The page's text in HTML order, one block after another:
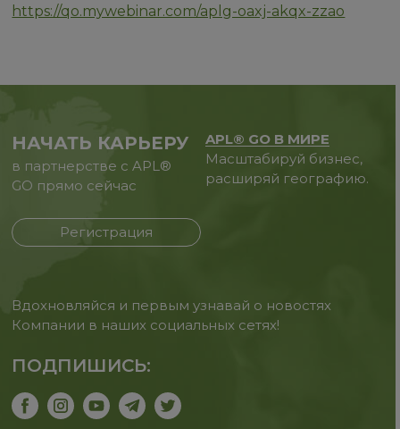
https://qo.mywebinar.com/aplg-oaxj-akqx-zzao
НАЧАТЬ КАРЬЕРУ
в партнерстве с APL®
GO прямо сейчас
Регистрация
APL® GO В МИРЕ
Масштабируй бизнес,
расширяй географию.
Вдохновляйся и первым узнавай о новостях
Компании в наших социальных сетях!
ПОДПИШИСЬ: